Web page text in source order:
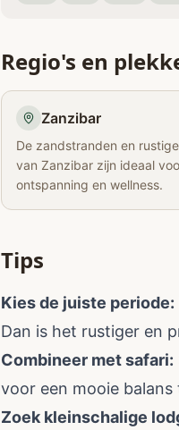
Regio's en
Zanzibar
De zandstranden en
van Zanzibar zijn ideaal
ontspanning en wellness.
Tips
Kies de juiste periode:
Dan is het rustiger en
Combineer met safari:
voor een mooie
Zoek kleinschalige